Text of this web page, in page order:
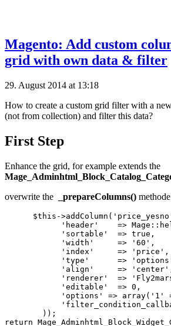
Magento: Add custom
grid with own data & filter
29. August 2014 at 13:18
How to create a custom grid filter with a
(not from collection) and filter this data?
First Step
Enhance the grid, for example extends the
overwrite the
_prepareColumns()
$this-
'header'    =>
            'sortable'  => true,
            'width'     => '60',
            'index'     => 'price',
'type'      =>
'align'     =>
'renderer'  =>
            'editable'  => 0,
'options' => array('1'
        ));